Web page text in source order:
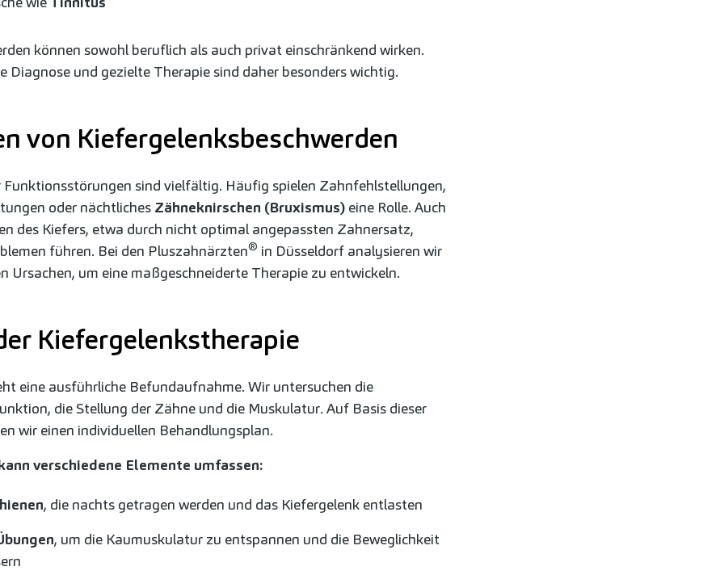
können sowohl beruflich als auch privat einschränkend wirken.
Diagnose und gezielte Therapie sind daher besonders wichtig.
von Kiefergelenksbeschwerden
Funktionsstörungen sind vielfältig. Häufig spielen Zahnfehlstellungen,
oder nächtliches Zähneknirschen (Bruxismus)eine Rolle. Auch
des Kiefers, etwa durch nicht optimal angepassten Zahnersatz,
führen. Bei den Pluszahnärzten® in Düsseldorf analysieren wir
Ursachen, um eine maßgeschneiderte Therapie zu entwickeln.
Kiefergelenkstherapie
eine ausführliche Befundaufnahme. Wir untersuchen die
die Stellung der Zähne und die Muskulatur. Auf Basis dieser
wir einen individuellen Behandlungsplan.
verschiedene Elemente umfassen:
, die nachts getragen werden und das Kiefergelenk entlasten
, um die Kaumuskulatur zu entspannen und die Beweglichkeit